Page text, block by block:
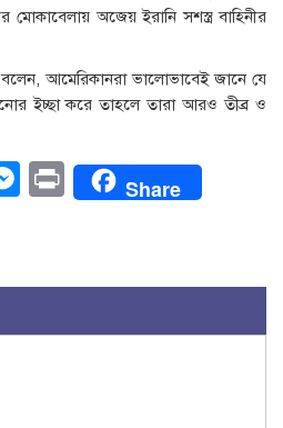
মোকাবেলায় অজেয় ইরানি সশস্ত্র বাহিনীর
বলেন, আমেরিকানরা ভালোভাবেই জানে যে
ইচ্ছা করে তাহলে তারা আরও তীব্র ও
Messenger
PrintShare